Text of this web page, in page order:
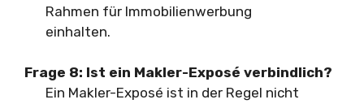
Rahmen für Immobilienwerbung
einhalten.
Frage 8: Ist ein Makler-Exposé verbindlich?
Ein Makler-Exposé ist in der Regel nicht